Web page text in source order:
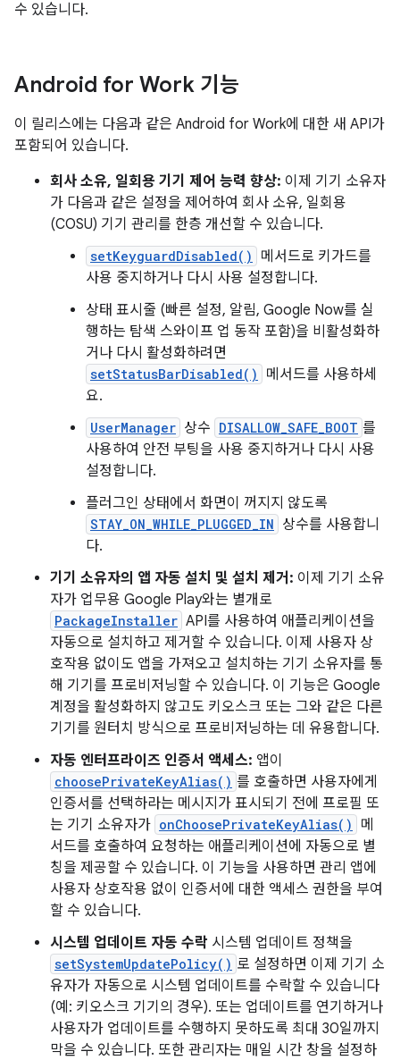
수 있습니다.
Android for Work 기능
이 릴리스에는 다음과 같은 Android for Work에 대한 새 API가
포함되어 있습니다.
회사 소유, 일회용 기기 제어 능력 향상: 이제 기기 소유자
가 다음과 같은 설정을 제어하여 회사 소유, 일회용
(COSU) 기기 관리를 한층 개선할 수 있습니다.
setKeyguardDisabled()
메서드로 키가드를
사용 중지하거나 다시 사용 설정합니다.
상태 표시줄 (빠른 설정, 알림, Google Now를 실
행하는 탐색 스와이프 업 동작 포함)을 비활성화하
거나 다시 활성화하려면
setStatusBarDisabled()
메서드를 사용하세
요.
UserManager 상수 DISALLOW_SAFE_BOOT 를
사용하여 안전 부팅을 사용 중지하거나 다시 사용
설정합니다.
플러그인 상태에서 화면이 꺼지지 않도록
STAY_ON_WHILE_PLUGGED_IN 상수를 사용합니
다.
기기 소유자의 앱 자동 설치 및 설치 제거: 이제 기기 소유
자가 업무용 Google Play와는 별개로
PackageInstaller API를 사용하여 애플리케이션을
자동으로 설치하고 제거할 수 있습니다. 이제 사용자 상
호작용 없이도 앱을 가져오고 설치하는 기기 소유자를 통
해 기기를 프로비저닝할 수 있습니다. 이 기능은 Google
계정을 활성화하지 않고도 키오스크 또는 그와 같은 다른
기기를 원터치 방식으로 프로비저닝하는 데 유용합니다.
자동 엔터프라이즈 인증서 액세스: 앱이
choosePrivateKeyAlias() 를 호출하면 사용자에게
인증서를 선택하라는 메시지가 표시되기 전에 프로필 또
는 기기 소유자가 onChoosePrivateKeyAlias()
메
서드를 호출하여 요청하는 애플리케이션에 자동으로 별
칭을 제공할 수 있습니다. 이 기능을 사용하면 관리 앱에
사용자 상호작용 없이 인증서에 대한 액세스 권한을 부여
할 수 있습니다.
시스템 업데이트 자동 수락 시스템 업데이트 정책을
setSystemUpdatePolicy() 로 설정하면 이제 기기 소
유자가 자동으로 시스템 업데이트를 수락할 수 있습니다
(예: 키오스크 기기의 경우). 또는 업데이트를 연기하거나
사용자가 업데이트를 수행하지 못하도록 최대 30일까지
막을 수 있습니다. 또한 관리자는 매일 시간 창을 설정하